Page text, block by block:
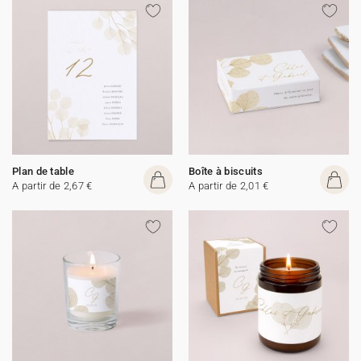
Plan de table
A partir de 2,67 €
Boîte à biscuits
A partir de 2,01 €